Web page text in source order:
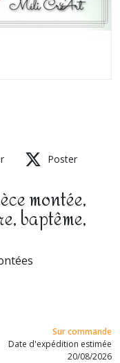
Poster
montée,
baptême,
Sur commande
Date d'expédition estimée
20/08/2026